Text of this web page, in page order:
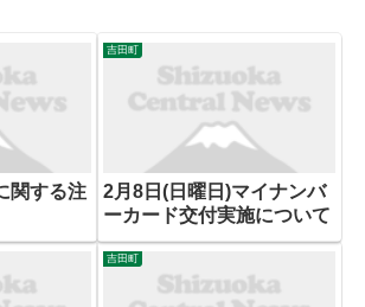
関する注
吉田町
2月8日(日曜日)マイナンバ
ーカード交付実施について
吉田町